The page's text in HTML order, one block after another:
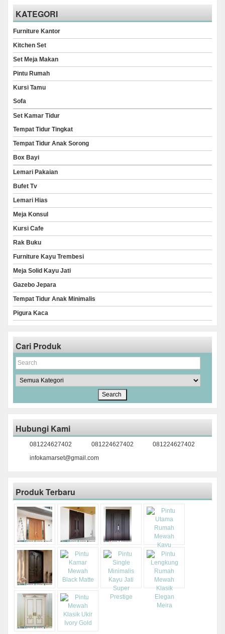
KATEGORI
Furniture Kantor
Kitchen Set
Set Meja Makan
Pintu Rumah
Kursi Tamu
Sofa
Set Kamar Tidur
Tempat Tidur Tingkat
Tempat Tidur Anak Sorong
Box Bayi
Lemari Pakaian
Bufet Tv
Lemari Hias
Meja Konsul
Kursi Cafe
Rak Buku
Furniture Kayu Trembesi
Meja Solid Kayu Jati
Gazebo Jepara
Tempat Tidur Anak Minimalis
Pigura Kaca
Cari Produk
Hubungi Kami
081224627402 081224627402
081224627402
infokamarset@gmail.com
Produk Terbaru